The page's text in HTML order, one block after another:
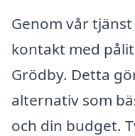
Genom vår
kontakt med
Grödby. Detta
alternativ som
och din budget.